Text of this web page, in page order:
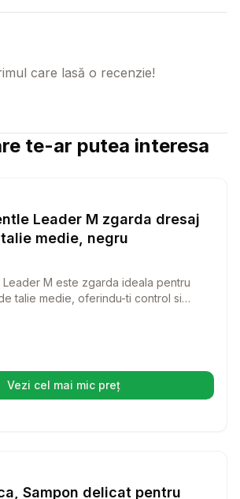
care lasă o recenzie!
te-ar putea interesa
Cosmetice
Leader M zgarda dresaj
medie, negru
Leader M este zgarda ideala pentru
talie medie, oferindu-ti control si
si face dresajul mai usor pentru tine
Vezi cel mai mic preț(se deschide într-o filă nouă)
Cosmetice
Sampon delicat pentru